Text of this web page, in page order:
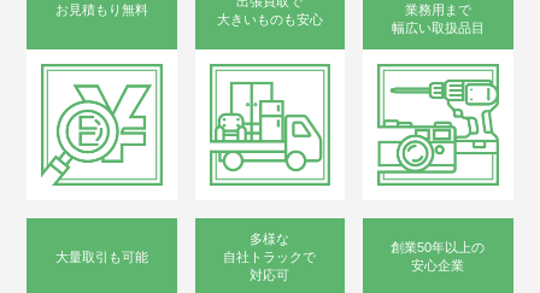
お見積もり無料
大きいものも安心
業務用まで
幅広い取扱品目
大量取引も可能
多様な
自社トラックで
対応可
創業50年以上の
安心企業